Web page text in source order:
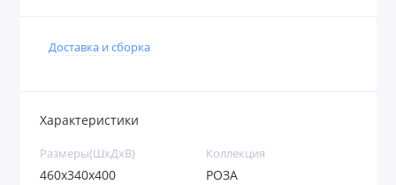
Доставка и сборка
Характеристики
Размеры(ШхДхВ)
460x340x400
Коллекция
РОЗА